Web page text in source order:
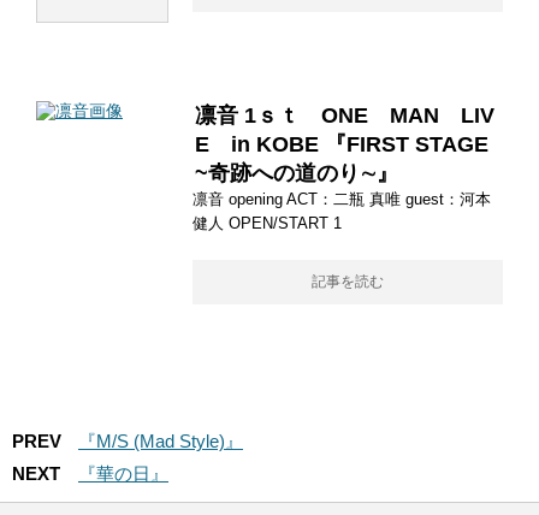
凛音 1ｓｔ ONE MAN LIV
E in KOBE 『FIRST STAGE
~奇跡への道のり∼』
凛音 opening ACT：二瓶 真唯 guest：河本
健人 OPEN/START 1
記事を読む
PREV
『M/S (Mad Style)』
NEXT
『華の日』